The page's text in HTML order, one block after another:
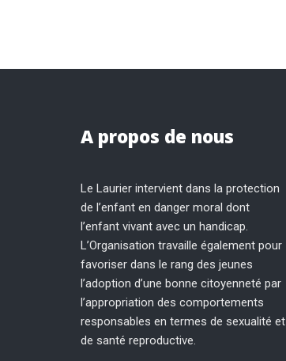
A propos de nous
Le Laurier intervient dans la protection
de l’enfant en danger moral dont
l’enfant vivant avec un handicap.
L’Organisation travaille également pour
favoriser dans le rang des jeunes
l’adoption d’une bonne citoyenneté par
l’appropriation des comportements
responsables en termes de sexualité et
de santé reproductive.